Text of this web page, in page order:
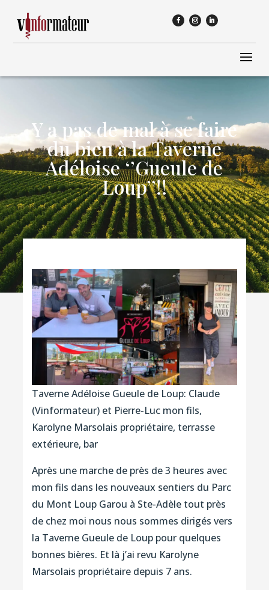
Y a pas de mal à se faire
du bien à la Taverne
Adéloise ‘’Gueule de
Loup’’!!
Taverne Adéloise Gueule de Loup: Claude
(Vinformateur) et Pierre-Luc mon fils,
Karolyne Marsolais propriétaire, terrasse
extérieure, bar
Après une marche de près de 3 heures avec
mon fils dans les nouveaux sentiers du Parc
du Mont Loup Garou à Ste-Adèle tout près
de chez moi nous nous sommes dirigés vers
la Taverne Gueule de Loup pour quelques
bonnes bières. Et là j’ai revu Karolyne
Marsolais propriétaire depuis 7 ans.